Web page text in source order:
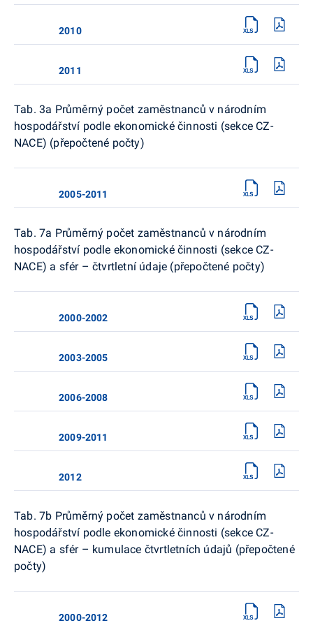
2010
2011
Tab. 3a Průměrný počet zaměstnanců v národním
hospodářství podle ekonomické činnosti (sekce CZ-
NACE) (přepočtené počty)
2005-2011
Tab. 7a Průměrný počet zaměstnanců v národním
hospodářství podle ekonomické činnosti (sekce CZ-
NACE) a sfér – čtvrtletní údaje (přepočtené počty)
2000-2002
2003-2005
2006-2008
2009-2011
2012
Tab. 7b Průměrný počet zaměstnanců v národním
hospodářství podle ekonomické činnosti (sekce CZ-
NACE) a sfér – kumulace čtvrtletních údajů (přepočtené
počty)
2000-2012